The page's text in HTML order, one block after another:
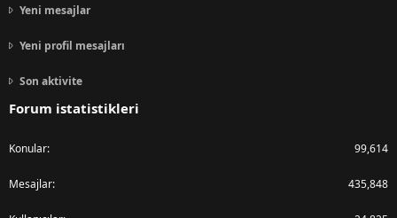
Yeni mesajlar
Yeni profil mesajları
Son aktivite
Forum istatistikleri
Konular 99,614
Mesajlar 435,848